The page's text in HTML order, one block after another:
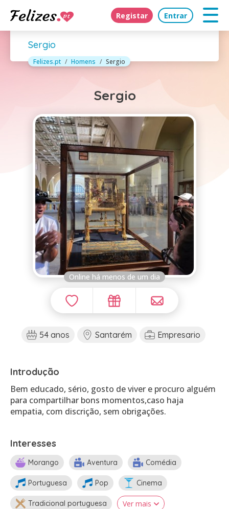
Registar Entrar
Sergio
Felizes.pt Homens Sergio
Sergio
Online há menos de um dia
54 anos Santarém Empresario
Introdução
Bem educado, sério, gosto de viver e procuro alguém
para compartilhar bons momentos,caso haja
empatia, com discrição, sem obrigações.
Interesses
Morango Aventura Comédia
Portuguesa Pop Cinema
Tradicional portuguesa Ver mais